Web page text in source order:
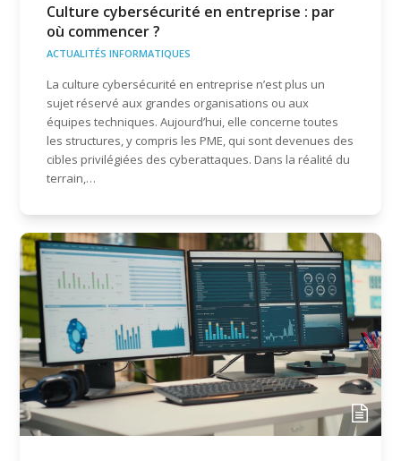
Culture cybersécurité en entreprise : par
où commencer ?
ACTUALITÉS INFORMATIQUES
La culture cybersécurité en entreprise n’est plus un
sujet réservé aux grandes organisations ou aux
équipes techniques. Aujourd’hui, elle concerne toutes
les structures, y compris les PME, qui sont devenues des
cibles privilégiées des cyberattaques. Dans la réalité du
terrain,…